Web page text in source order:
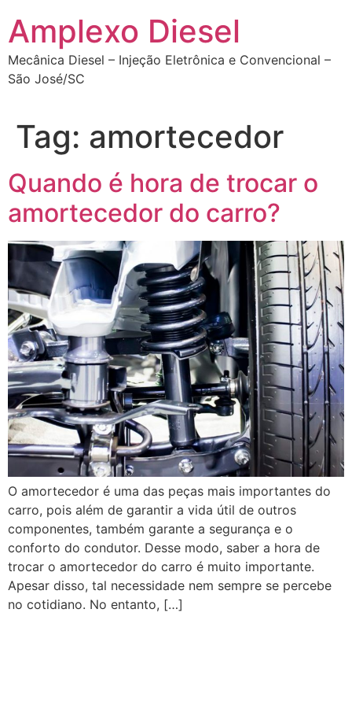
para
conteúdo
Amplexo Diesel
Mecânica Diesel – Injeção Eletrônica e Convencional –
São José/SC
Tag: amortecedor
Quando é hora de trocar o
amortecedor do carro?
O amortecedor é uma das peças mais importantes do
carro, pois além de garantir a vida útil de outros
componentes, também garante a segurança e o
conforto do condutor. Desse modo, saber a hora de
trocar o amortecedor do carro é muito importante.
Apesar disso, tal necessidade nem sempre se percebe
no cotidiano. No entanto, […]